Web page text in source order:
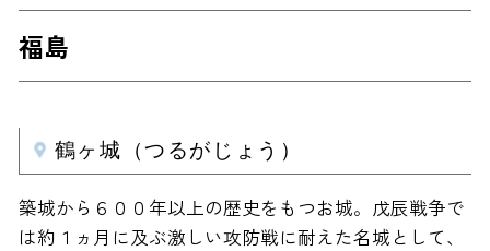
福島
鶴ヶ城（つるがじょう）
築城から６００年以上の歴史をもつお城。戊辰戦争で
は約１ヵ月に及ぶ激しい攻防戦に耐えた名城として、